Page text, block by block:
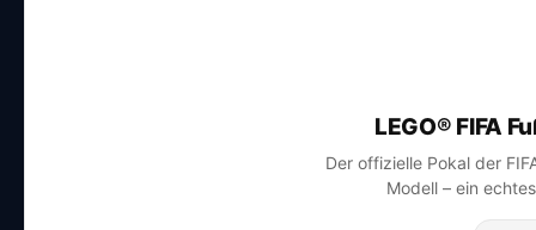
LEGO® FIFA
Der offizielle Pokal der
Modell – ein